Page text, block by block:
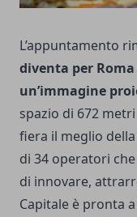
L’appuntamento
diventa per Roma
un’immagine
spazio di 672
fiera il meglio
di 34 operatori
di innovare,
Capitale è pronta